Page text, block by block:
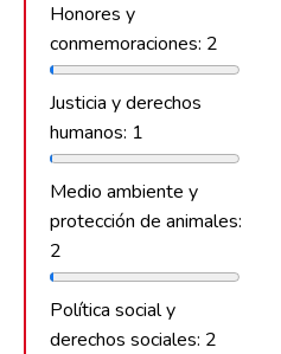
Honores y
conmemoraciones: 2
Justicia y derechos
humanos: 1
Medio ambiente y
protección de animales:
2
Política social y
derechos sociales: 2